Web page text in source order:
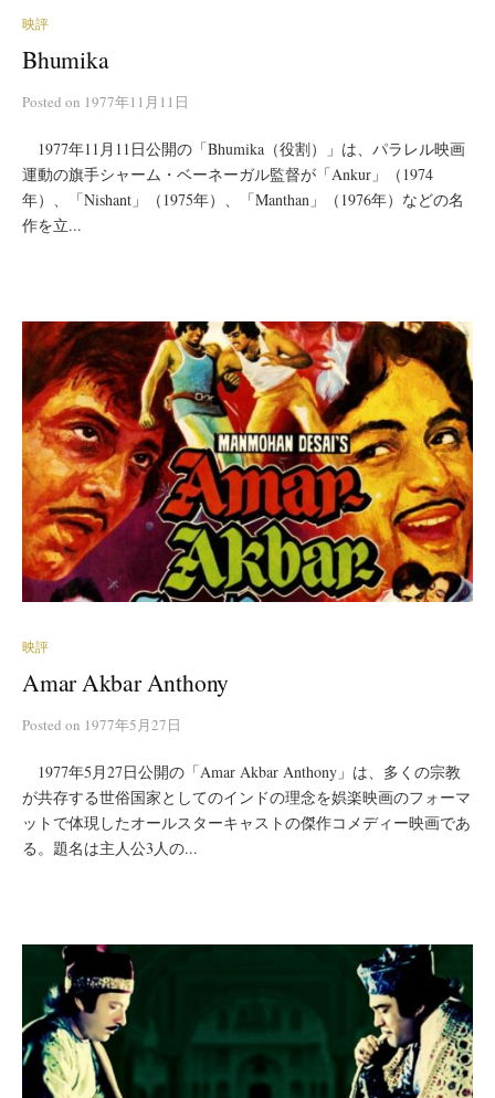
映評
Bhumika
Posted on 1977年11月11日
1977年11月11日公開の「Bhumika（役割）」は、パラレル映画
運動の旗手シャーム・ベーネーガル監督が「Ankur」（1974
年）、「Nishant」（1975年）、「Manthan」（1976年）などの名
作を立...
映評
Amar Akbar Anthony
Posted on 1977年5月27日
1977年5月27日公開の「Amar Akbar Anthony」は、多くの宗教
が共存する世俗国家としてのインドの理念を娯楽映画のフォーマ
ットで体現したオールスターキャストの傑作コメディー映画であ
る。題名は主人公3人の...